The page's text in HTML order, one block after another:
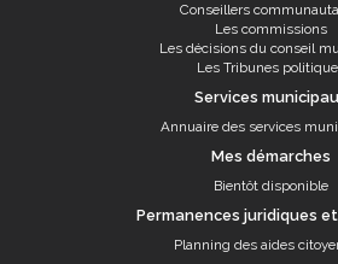
Conseillers
Les commissions
Les décisions du conseil
Les Tribunes
Services
Annuaire des services
Mes démarches
Bientôt disponible
Permanences juridiques
Planning des aides